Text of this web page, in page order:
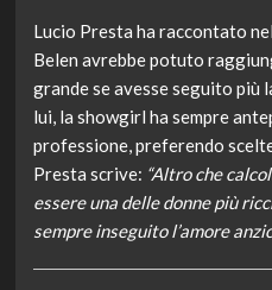
Lucio Presta ha raccontato
Belen avrebbe potuto
grande se avesse seguito più
lui, la showgirl ha sempre
professione, preferendo
Presta scrive: “Altro che
essere una delle donne più
sempre inseguito l’amore